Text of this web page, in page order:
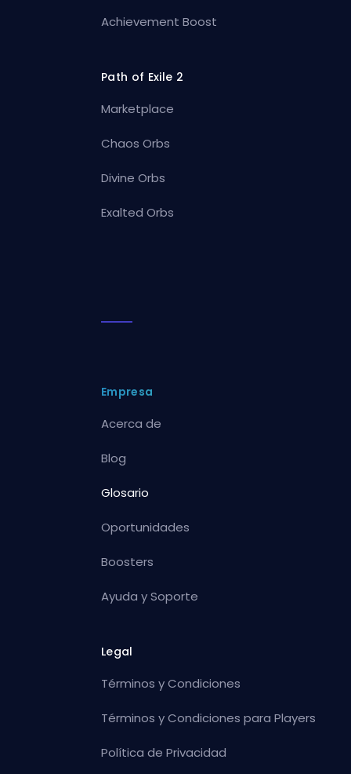
Achievement Boost
Path of Exile 2
Marketplace
Chaos Orbs
Divine Orbs
Exalted Orbs
Empresa
Acerca de
Blog
Glosario
Oportunidades
Boosters
Ayuda y Soporte
Legal
Términos y Condiciones
Términos y Condiciones para Players
Política de Privacidad